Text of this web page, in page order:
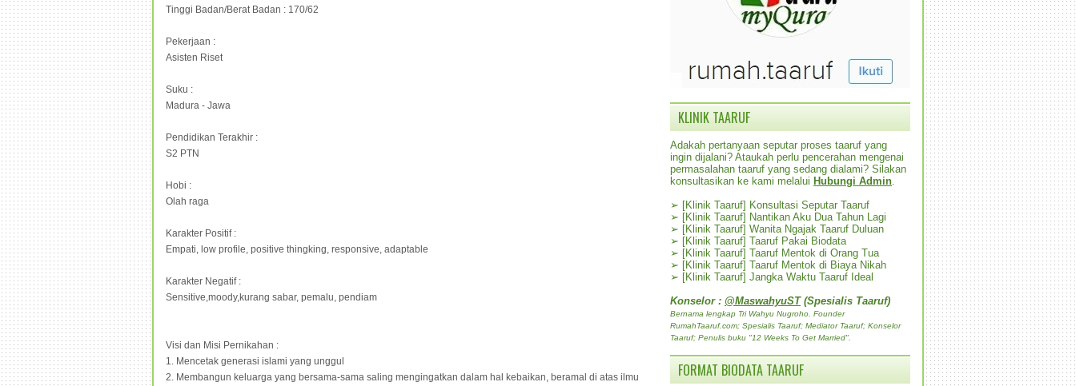
Tinggi Badan/Berat Badan : 170/62
Pekerjaan :
Asisten Riset
Suku :
Madura - Jawa
Pendidikan Terakhir :
S2 PTN
Hobi :
Olah raga
Karakter Positif :
Empati, low profile, positive thingking, responsive, adaptable
Karakter Negatif :
Sensitive,moody,kurang sabar, pemalu, pendiam
Visi dan Misi Pernikahan :
1.
Mencetak generasi islami yang unggul
2. Membangun keluarga yang bersama-sama saling mengingatkan dalam hal kebaikan, beramal di atas ilmu
KLINIK TAARUF
Adakah pertanyaan seputar proses taaruf yang
ingin dijalani? Ataukah perlu pencerahan mengenai
permasalahan taaruf yang sedang dialami? Silakan
konsultasikan ke kami melalui Hubungi Admin
➢ [Klinik Taaruf] Konsultasi Seputar Taaruf
➢ [Klinik Taaruf] Nantikan Aku Dua Tahun Lagi
➢ [Klinik Taaruf] Wanita Ngajak Taaruf Duluan
➢ [Klinik Taaruf] Taaruf Pakai Biodata
➢ [Klinik Taaruf] Taaruf Mentok di Orang Tua
➢ [Klinik Taaruf] Taaruf Mentok di Biaya Nikah
➢ [Klinik Taaruf] Jangka Waktu Taaruf Ideal
Konselor : @MaswahyuST(Spesialis Taaruf)
Bernama lengkap Tri Wahyu Nugroho. Founder
RumahTaaruf.com; Spesialis Taaruf; Mediator Taaruf; Konselor
Taaruf; Penulis buku "12 Weeks To Get Married".
FORMAT BIODATA TAARUF